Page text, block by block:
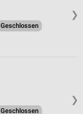
❯
Geschlossen
❯
Geschlossen